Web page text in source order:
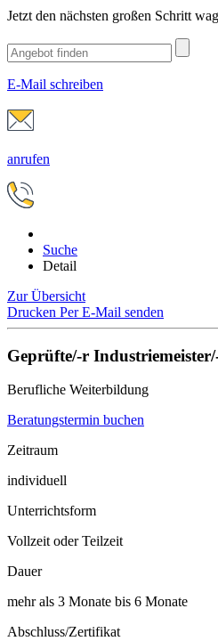
Jetzt den nächsten großen Schritt
E-Mail schreiben
anrufen
Suche
Detail
Zur Übersicht
Drucken Per E-Mail senden
Geprüfte/-r
Berufliche Weiterbildung
Beratungstermin buchen
Zeitraum
individuell
Unterrichtsform
Vollzeit oder Teilzeit
Dauer
mehr als 3 Monate bis 6 Monate
Abschluss/Zertifikat